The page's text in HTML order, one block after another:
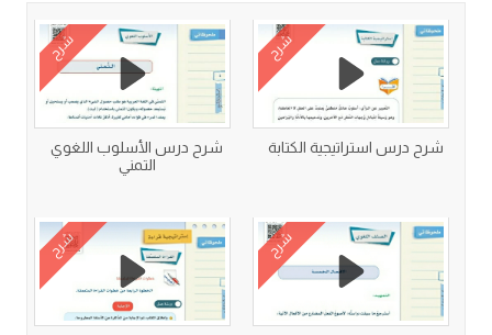
شرح
شرح درس استراتيجية الكتابة
شرح
شرح درس الأسلوب اللغوي
التمني
شرح شرح